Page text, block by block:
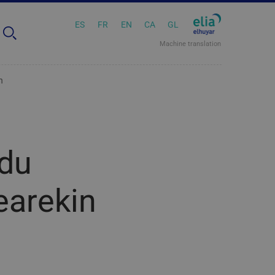
ES FR EN CA GL
Machine translation